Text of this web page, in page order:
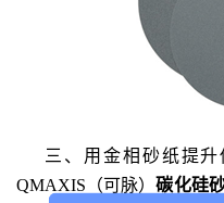
三、用金相砂纸提
QMAXIS （可脉）碳化硅